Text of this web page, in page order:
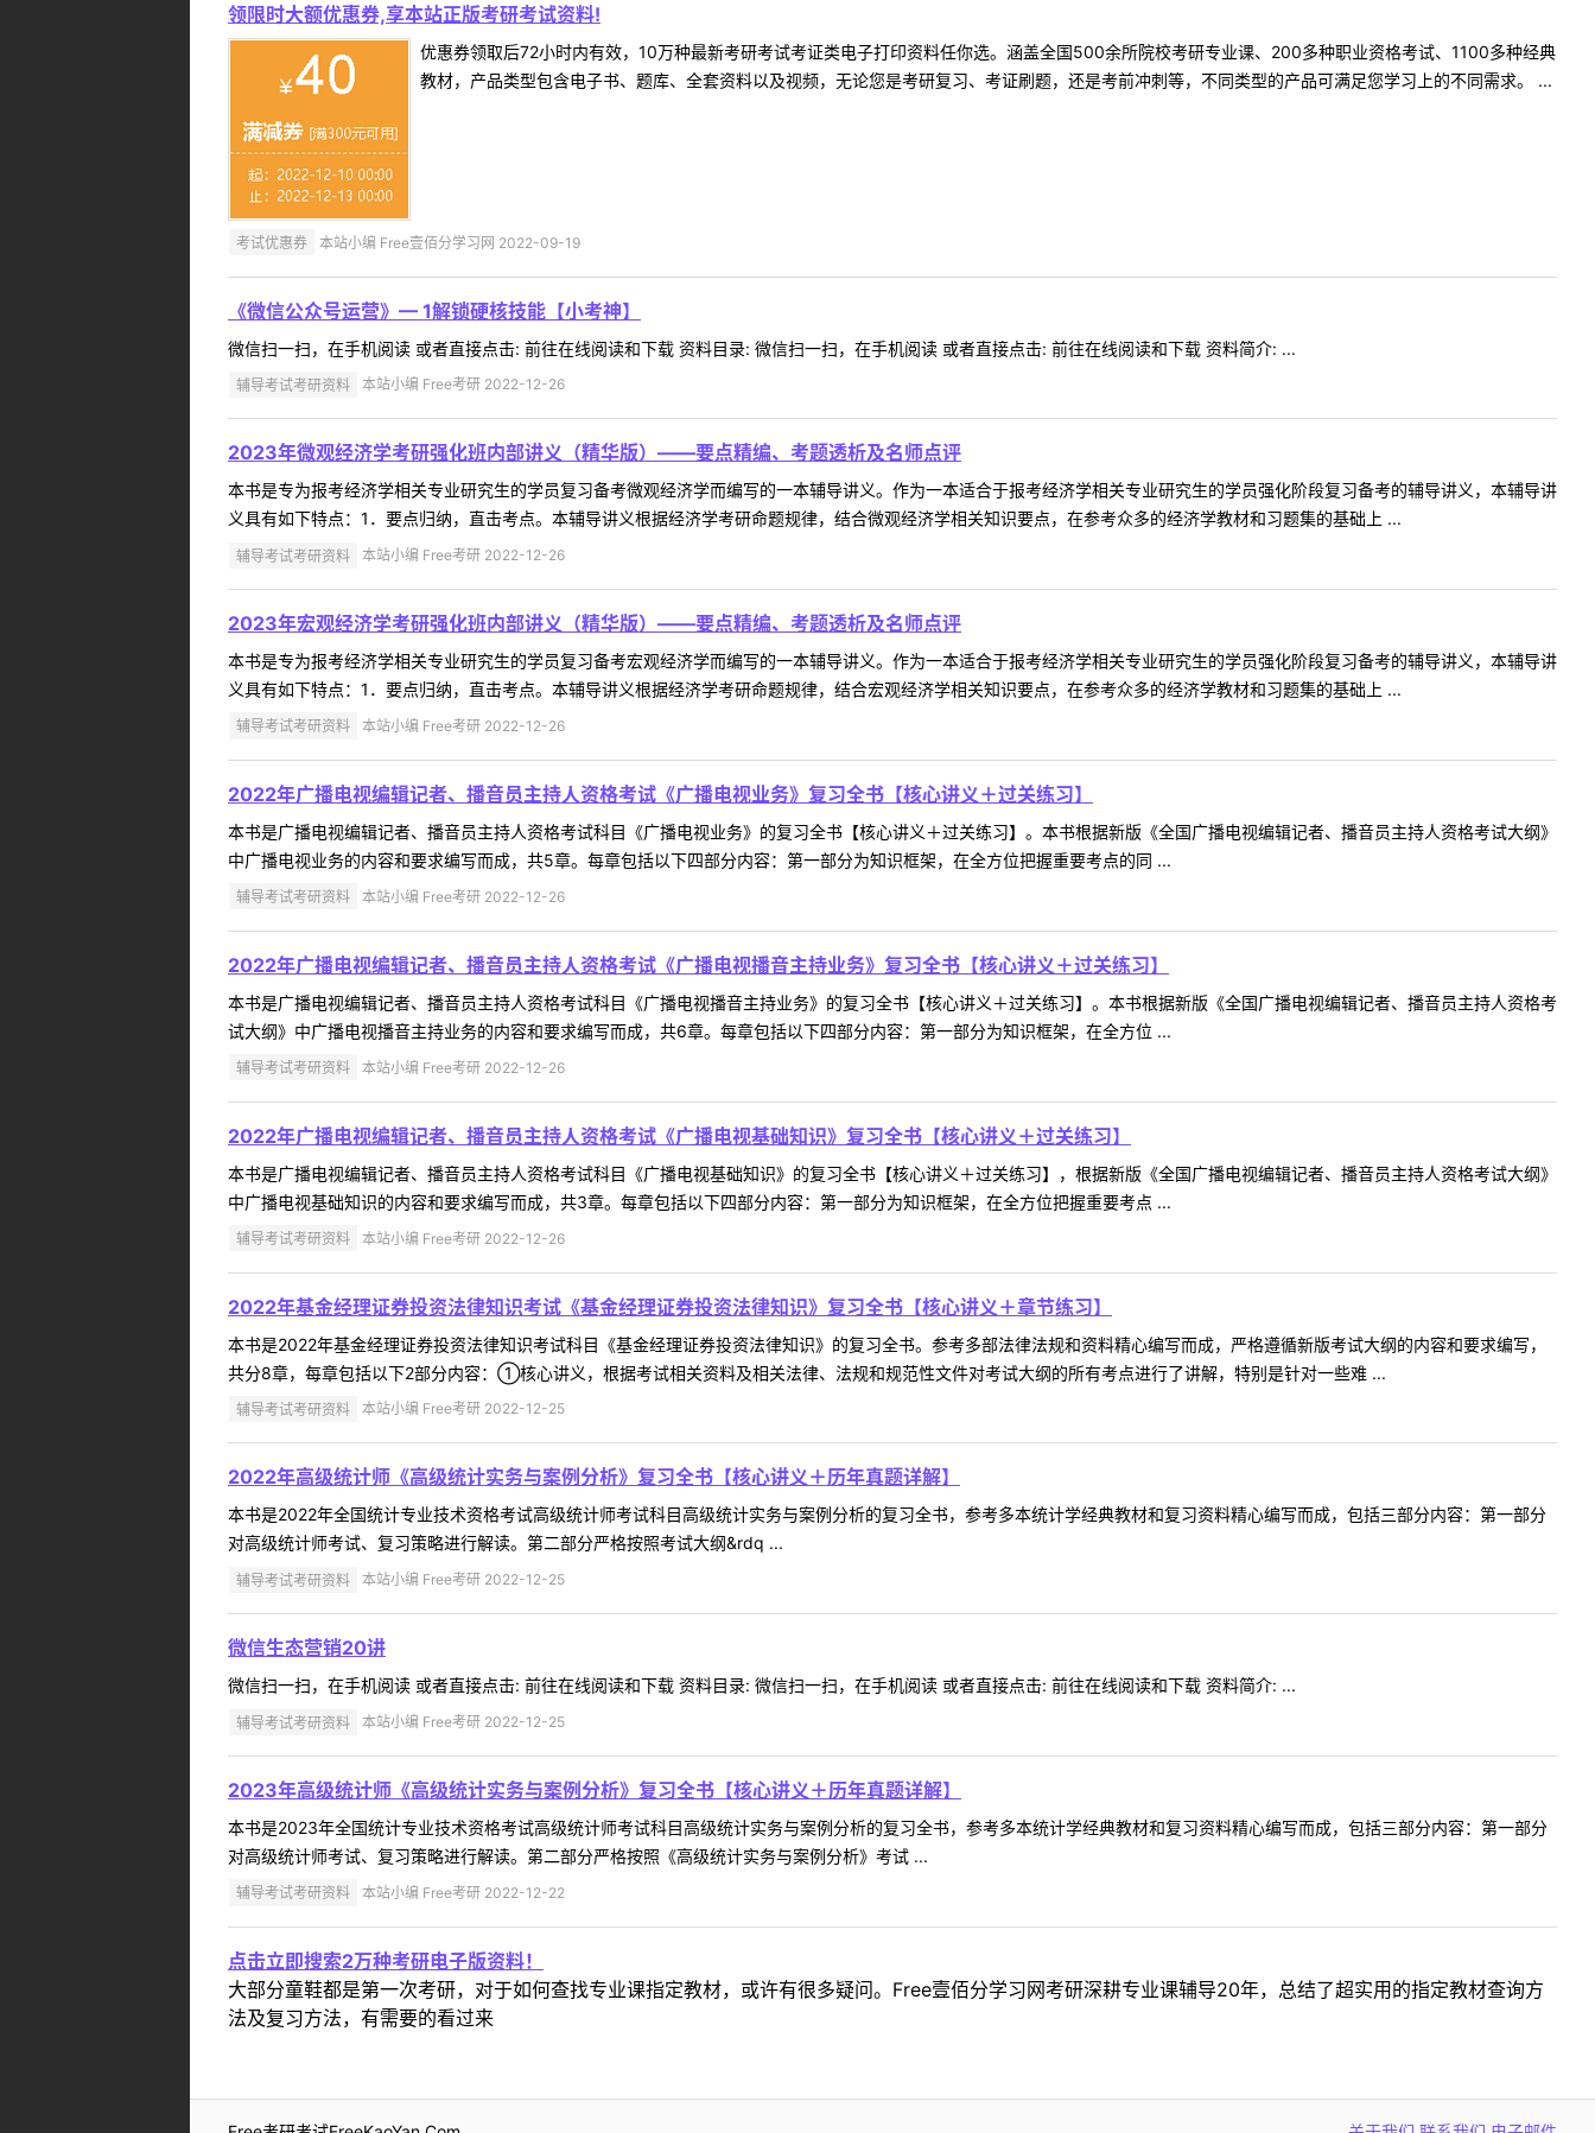
领限时大额优惠券,享本站正版考研考试资料!
优惠券领取后72小时内有效，10万种最新考研考试考证类电子打印资料任你选。涵盖全国500余所院校考研专业课、200多种职业资格考试、1100多种经典
教材，产品类型包含电子书、题库、全套资料以及视频，无论您是考研复习、考证刷题，还是考前冲刺等，不同类型的产品可满足您学习上的不同需求。 ...
考试优惠券 本站小编 Free壹佰分学习网 2022-09-19
《微信公众号运营》— 1解锁硬核技能【小考神】
微信扫一扫，在手机阅读 或者直接点击: 前往在线阅读和下载 资料目录: 微信扫一扫，在手机阅读 或者直接点击: 前往在线阅读和下载 资料简介: ...
辅导考试考研资料 本站小编 Free考研 2022-12-26
2023年微观经济学考研强化班内部讲义（精华版）——要点精编、考题透析及名师点评
本书是专为报考经济学相关专业研究生的学员复习备考微观经济学而编写的一本辅导讲义。作为一本适合于报考经济学相关专业研究生的学员强化阶段复习备考的辅导讲义，本辅导讲
义具有如下特点：1．要点归纳，直击考点。本辅导讲义根据经济学考研命题规律，结合微观经济学相关知识要点，在参考众多的经济学教材和习题集的基础上 ...
辅导考试考研资料 本站小编 Free考研 2022-12-26
2023年宏观经济学考研强化班内部讲义（精华版）——要点精编、考题透析及名师点评
本书是专为报考经济学相关专业研究生的学员复习备考宏观经济学而编写的一本辅导讲义。作为一本适合于报考经济学相关专业研究生的学员强化阶段复习备考的辅导讲义，本辅导讲
义具有如下特点：1．要点归纳，直击考点。本辅导讲义根据经济学考研命题规律，结合宏观经济学相关知识要点，在参考众多的经济学教材和习题集的基础上 ...
辅导考试考研资料 本站小编 Free考研 2022-12-26
2022年广播电视编辑记者、播音员主持人资格考试《广播电视业务》复习全书【核心讲义＋过关练习】
本书是广播电视编辑记者、播音员主持人资格考试科目《广播电视业务》的复习全书【核心讲义＋过关练习】。本书根据新版《全国广播电视编辑记者、播音员主持人资格考试大纲》
中广播电视业务的内容和要求编写而成，共5章。每章包括以下四部分内容：第一部分为知识框架，在全方位把握重要考点的同 ...
辅导考试考研资料 本站小编 Free考研 2022-12-26
2022年广播电视编辑记者、播音员主持人资格考试《广播电视播音主持业务》复习全书【核心讲义＋过关练习】
本书是广播电视编辑记者、播音员主持人资格考试科目《广播电视播音主持业务》的复习全书【核心讲义＋过关练习】。本书根据新版《全国广播电视编辑记者、播音员主持人资格考
试大纲》中广播电视播音主持业务的内容和要求编写而成，共6章。每章包括以下四部分内容：第一部分为知识框架，在全方位 ...
辅导考试考研资料 本站小编 Free考研 2022-12-26
2022年广播电视编辑记者、播音员主持人资格考试《广播电视基础知识》复习全书【核心讲义＋过关练习】
本书是广播电视编辑记者、播音员主持人资格考试科目《广播电视基础知识》的复习全书【核心讲义＋过关练习】，根据新版《全国广播电视编辑记者、播音员主持人资格考试大纲》
中广播电视基础知识的内容和要求编写而成，共3章。每章包括以下四部分内容：第一部分为知识框架，在全方位把握重要考点 ...
辅导考试考研资料 本站小编 Free考研 2022-12-26
2022年基金经理证券投资法律知识考试《基金经理证券投资法律知识》复习全书【核心讲义＋章节练习】
本书是2022年基金经理证券投资法律知识考试科目《基金经理证券投资法律知识》的复习全书。参考多部法律法规和资料精心编写而成，严格遵循新版考试大纲的内容和要求编写，
共分8章，每章包括以下2部分内容：①核心讲义，根据考试相关资料及相关法律、法规和规范性文件对考试大纲的所有考点进行了讲解，特别是针对一些难 ...
辅导考试考研资料 本站小编 Free考研 2022-12-25
2022年高级统计师《高级统计实务与案例分析》复习全书【核心讲义＋历年真题详解】
本书是2022年全国统计专业技术资格考试高级统计师考试科目高级统计实务与案例分析的复习全书，参考多本统计学经典教材和复习资料精心编写而成，包括三部分内容：第一部分
对高级统计师考试、复习策略进行解读。第二部分严格按照考试大纲&rdq ...
辅导考试考研资料 本站小编 Free考研 2022-12-25
微信生态营销20讲
微信扫一扫，在手机阅读 或者直接点击: 前往在线阅读和下载 资料目录: 微信扫一扫，在手机阅读 或者直接点击: 前往在线阅读和下载 资料简介: ...
辅导考试考研资料 本站小编 Free考研 2022-12-25
2023年高级统计师《高级统计实务与案例分析》复习全书【核心讲义＋历年真题详解】
本书是2023年全国统计专业技术资格考试高级统计师考试科目高级统计实务与案例分析的复习全书，参考多本统计学经典教材和复习资料精心编写而成，包括三部分内容：第一部分
对高级统计师考试、复习策略进行解读。第二部分严格按照《高级统计实务与案例分析》考试 ...
辅导考试考研资料 本站小编 Free考研 2022-12-22
点击立即搜索2万种考研电子版资料！
大部分童鞋都是第一次考研，对于如何查找专业课指定教材，或许有很多疑问。Free壹佰分学习网考研深耕专业课辅导20年，总结了超实用的指定教材查询方
法及复习方法，有需要的看过来